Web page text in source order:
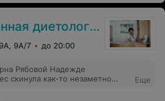
диетология
9А/7 до 20:00
Рябовой Надежде
скинула как-то незаметно
Еще